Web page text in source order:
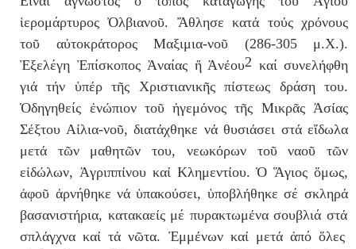
ἱερομάρτυρος Ὀλβιανοῦ. Ἄθλησε κατά τούς χρόνους
τοῦ αὐτοκράτορος Μαξιμια-νοῦ (286-305 μ.Χ.).
Ἐξελέγη Ἐπίσκοπος Ἀναίας ἤ Ἀνέου2 καί συνελήφθη
γιά τήν ὑπέρ τῆς Χριστιανικῆς πίστεως δράση του.
Ὁδηγηθείς ἐνώπιον τοῦ ἡγεμόνος τῆς Μικρᾶς Ἀσίας
Σέξτου Αἰλια-νοῦ, διατάχθηκε νάθυσιάσει στάεἴδωλα
μετά τῶν μαθητῶν του, νεωκόρων τοῦναοῦ τῶν
εἰδώλων, Ἀγριππίνου καίΚλημεντίου. Ὁ Ἅγιοςὅμως,
ἀφοῦ ἀρνήθηκε νά ὑπακούσει, ὑποβλήθηκε σέ σκληρά
βασανιστήρια, κατακαείς μέ πυρακτωμένα σουβλιά στά
σπλάγχνα καί τά νῶτα. Ἐμμένων καίμετάἀπό ὅλες